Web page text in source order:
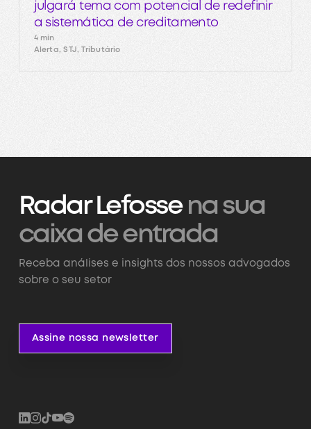
julgará tema com potencial de redefinir
a sistemática de creditamento
4 min
Alerta, STJ, Tributário
Radar Lefossena sua
caixa de entrada
Receba análises e insights dos nossos advogados
sobre o seu setor
Assine nossa newsletter